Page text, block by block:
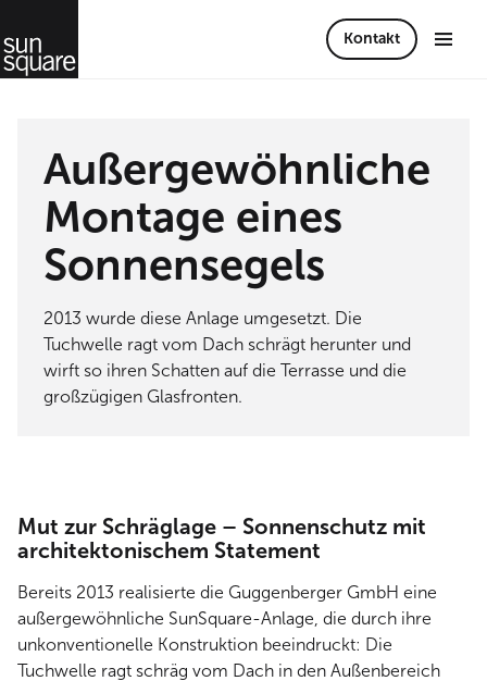
Kontakt
Außergewöhnliche
Montage eines
Sonnensegels
2013 wurde diese Anlage umgesetzt. Die
Tuchwelle ragt vom Dach schrägt herunter und
wirft so ihren Schatten auf die Terrasse und die
großzügigen Glasfronten.
Mut zur Schräglage – Sonnenschutz mit
architektonischem Statement
Bereits 2013 realisierte die Guggenberger GmbH eine
außergewöhnliche SunSquare-Anlage, die durch ihre
unkonventionelle Konstruktion beeindruckt: Die
Tuchwelle ragt schräg vom Dach in den Außenbereich